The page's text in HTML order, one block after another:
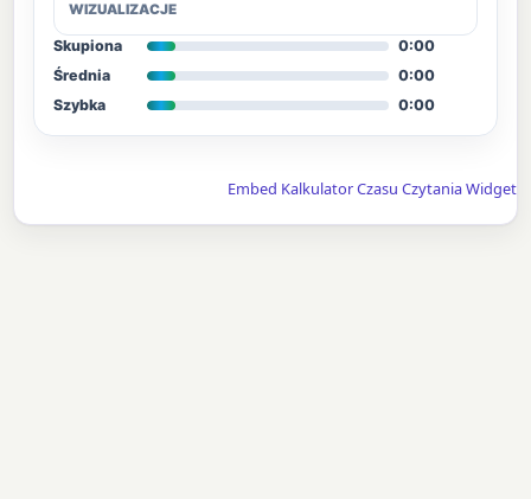
WIZUALIZACJE
Skupiona
0:00
Średnia
0:00
Szybka
0:00
Embed Kalkulator Czasu Czytania Widget